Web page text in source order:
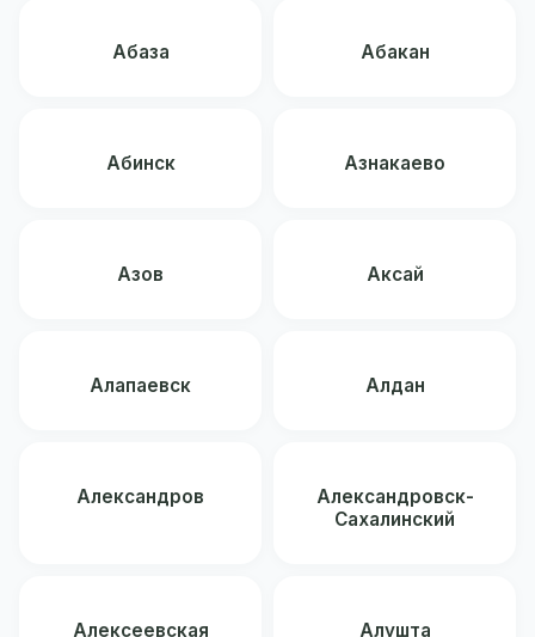
Абаза Абакан
Абинск Азнакаево
Азов Аксай
Алапаевск Алдан
Александров
Александровск-
Сахалинский
Алексеевская Алушта